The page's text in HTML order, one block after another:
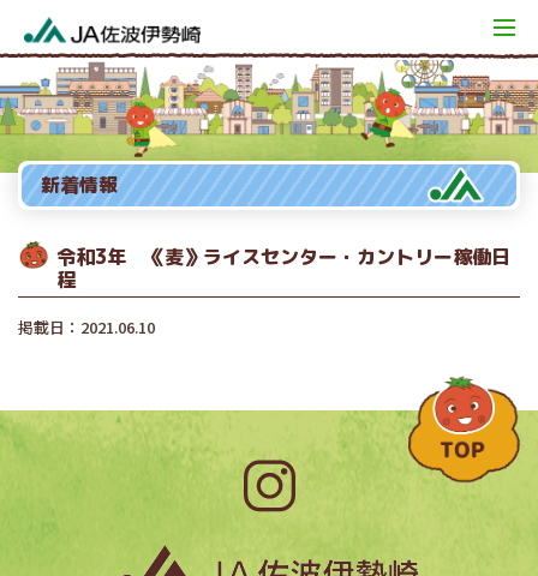
新着情報
令和3年 《麦》ライスセンター・カントリー稼働日
程
掲載日：2021.06.10